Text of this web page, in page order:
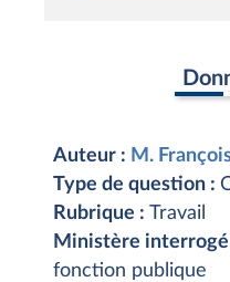
Auteur : M.
Type de question :
Rubrique : Travail
Ministère interrogé
fonction publique